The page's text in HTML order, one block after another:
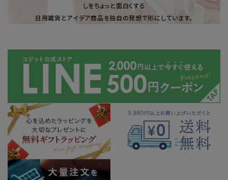
しをちょっと面白くする
日用雑貨とアイデア商品を独自の発想で形にしています。